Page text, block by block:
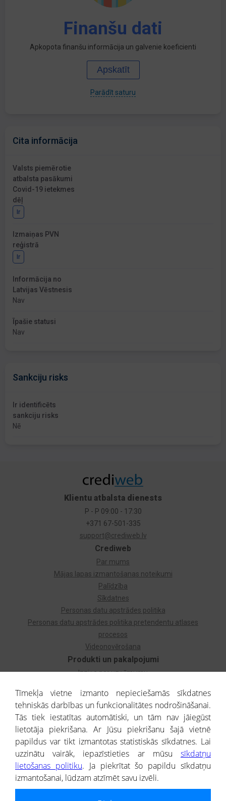
Finanšu dati
Apkopota finanšu informācija un galvenie koeficienti
Apskatīt
Parādīt saturu
Cita informācija
Valsts piemērotie
atbalsta pasākumi
Covid-19 ietekmes
dēļ
Ir
Izmaiņas PVN
reģistrā
Ir
Informācija no
Latvijas Vēstnesis
Nav
Īpašie statusi
Nav
Sankciju risks
Ir identificēts
sankciju risks
Nē
Produkti un pakalpojumi
Izziņa par uzņēmumu
Dzimtas koks
Uzņēmumu atlase
Monitorings
Kredītizziņa par ārvalstu uzņēmumiem
Crediweb
Par mums
Mājas lapas izmantošanas noteikumi
Palīdzība
Sīkdatnes
Personas datu apstrādes politika
Personas datu apstrādes politika pretendentu atlases
procesos
Videonovērošana
Klientu atbalsta dienests
P - P 09:00 - 17:30
+371 67-501-335
support@crediweb.lv
® CREDITREFORM Latvija
SIA
Tīmekļa vietne izmanto nepieciešamās sīkdatnes
tehniskās darbības un funkcionalitātes nodrošināšanai.
Tās tiek iestatītas automātiski, un tām nav jāiegūst
lietotāja piekrišana. Ar Jūsu piekrišanu šajā vietnē
papildus var tikt izmantotas statistiskās sīkdatnes. Lai
uzzinātu vairāk, iepazīstieties ar mūsu sīkdatņu
lietošanas politiku. Ja piekrītat šo papildu sīkdatņu
izmantošanai, lūdzam atzīmēt savu izvēli.